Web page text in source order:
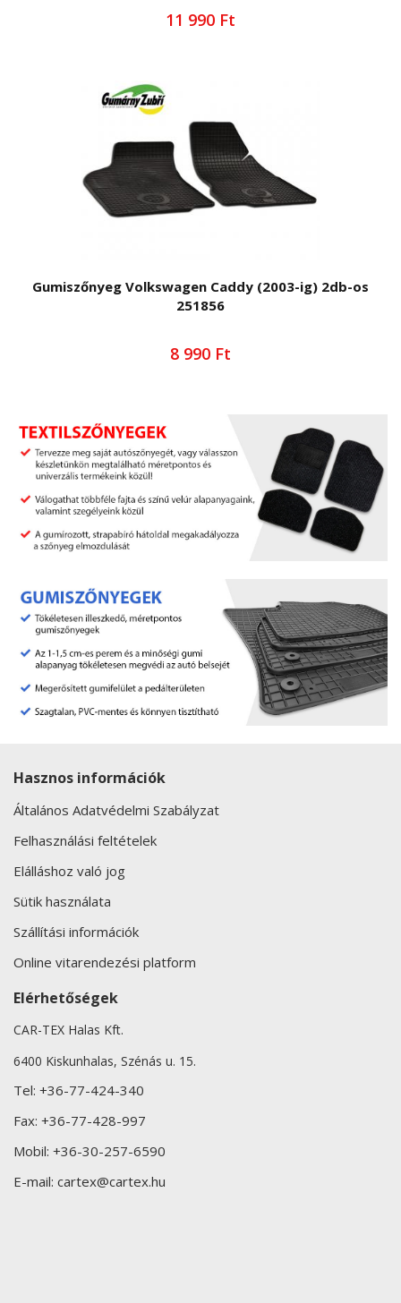
11 990 Ft
Gumiszőnyeg Volkswagen Caddy (2003-ig) 2db-os
251856
8 990 Ft
Hasznos információk
Általános Adatvédelmi Szabályzat
Felhasználási feltételek
Elálláshoz való jog
Sütik használata
Szállítási információk
Online vitarendezési platform
Elérhetőségek
CAR-TEX Halas Kft.
6400 Kiskunhalas, Szénás u. 15.
Tel: +36-77-424-340
Fax: +36-77-428-997
Mobil: +36-30-257-6590
E-mail: cartex@cartex.hu